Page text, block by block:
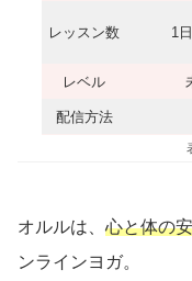
レッスン数 1
レベル
配信方法
オルルは、 心と体の
ンラインヨガ。